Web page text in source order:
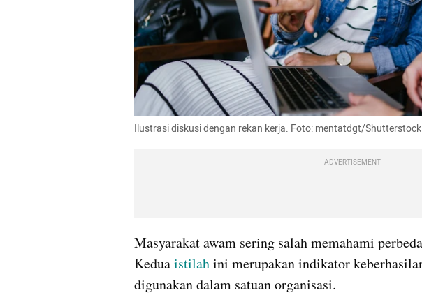
Ilustrasi diskusi dengan rekan kerja. Foto: mentatdgt/Shutterstock
ADVERTISEMENT
Masyarakat awam sering salah memahami
Kedua istilah ini merupakan indikator
digunakan dalam satuan organisasi.